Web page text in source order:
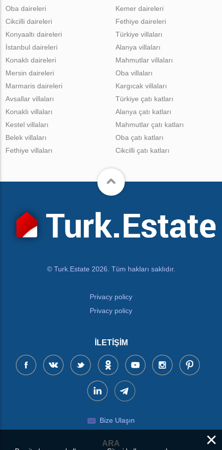
Oba daireleri
Cikcilli daireleri
Kemer daireleri
Fethiye daireleri
Konyaaltı daireleri
İstanbul daireleri
Konaklı daireleri
Mersin daireleri
Marmaris daireleri
Türkiye villaları
Alanya villaları
Mahmutlar villaları
Oba villaları
Kargıcak villaları
Avsallar villaları
Konaklı villaları
Kestel villaları
Belek villaları
Fethiye villaları
Türkiye çatı katları
Alanya çatı katları
Mahmutlar çatı katları
Oba çatı katları
Cikcilli çatı katları
© Turk.Estate 2026. Tüm hakları saklıdır.
Privacy policy
Privacy policy
İLETIŞIM
Bize Ulaşın
ARA ×